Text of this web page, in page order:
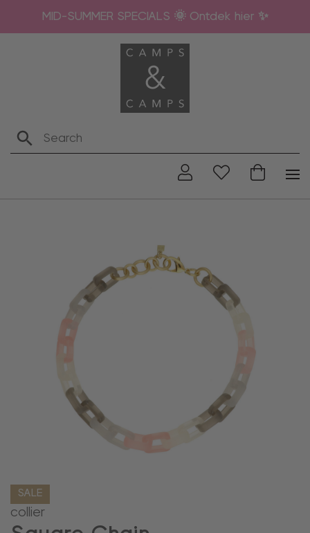
MID-SUMMER SPECIALS 🌞 Ontdek hier ✨
SALE
collier